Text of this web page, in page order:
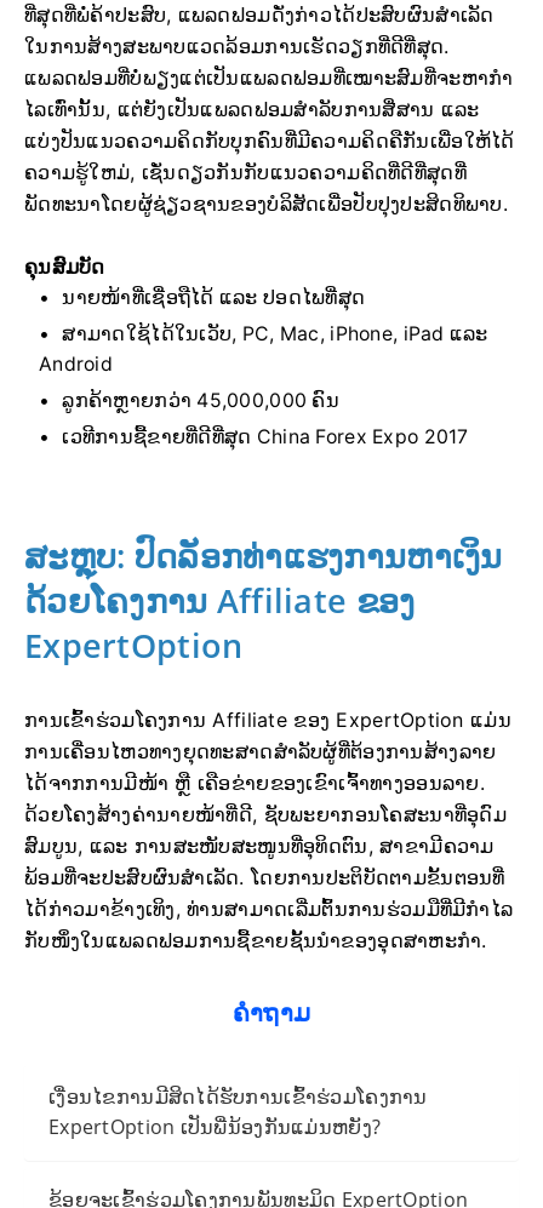
ທີ່ສຸດທີ່ພໍ່ຄ້າປະສົບ, ແພລດຟອມດັ່ງກ່າວໄດ້ປະສົບຜົນສໍາເລັດ
ໃນການສ້າງສະພາບແວດລ້ອມການເຮັດວຽກທີ່ດີທີ່ສຸດ.
ແພລດຟອມທີ່ບໍ່ພຽງແຕ່ເປັນແພລດຟອມທີ່ເໝາະສົມທີ່ຈະຫາກໍາ
ໄລເທົ່ານັ້ນ, ແຕ່ຍັງເປັນແພລດຟອມສໍາລັບການສື່ສານ ແລະ
ແບ່ງປັນແນວຄວາມຄິດກັບບຸກຄົນທີ່ມີຄວາມຄິດຄືກັນເພື່ອໃຫ້ໄດ້
ຄວາມຮູ້ໃຫມ່, ເຊັ່ນດຽວກັນກັບແນວຄວາມຄິດທີ່ດີທີ່ສຸດທີ່
ພັດທະນາໂດຍຜູ້ຊ່ຽວຊານຂອງບໍລິສັດເພື່ອປັບປຸງປະສິດທິພາບ.
ຄຸນສົມບັດ
ນາຍໜ້າທີ່ເຊື່ອຖືໄດ້ ແລະ ປອດໄພທີ່ສຸດ
ສາມາດໃຊ້ໄດ້ໃນເວັບ, PC, Mac, iPhone, iPad ແລະ
Android
ລູກຄ້າຫຼາຍກວ່າ 45,000,000 ຄົນ
ເວທີການຊື້ຂາຍທີ່ດີທີ່ສຸດ China Forex Expo 2017
ສະຫຼຸບ: ປົດລັອກທ່າແຮງການຫາເງິນ
ດ້ວຍໂຄງການ Affiliate ຂອງ
ExpertOption
ການເຂົ້າຮ່ວມໂຄງການ Affiliate ຂອງ ExpertOption ແມ່ນ
ການເຄື່ອນໄຫວທາງຍຸດທະສາດສຳລັບຜູ້ທີ່ຕ້ອງການສ້າງລາຍ
ໄດ້ຈາກການມີໜ້າ ຫຼື ເຄືອຂ່າຍຂອງເຂົາເຈົ້າທາງອອນລາຍ.
ດ້ວຍໂຄງສ້າງຄ່ານາຍໜ້າທີ່ດີ, ຊັບພະຍາກອນໂຄສະນາທີ່ອຸດົມ
ສົມບູນ, ແລະ ການສະໜັບສະໜູນທີ່ອຸທິດຕົນ, ສາຂາມີຄວາມ
ພ້ອມທີ່ຈະປະສົບຜົນສຳເລັດ. ໂດຍການປະຕິບັດຕາມຂັ້ນຕອນທີ່
ໄດ້ກ່າວມາຂ້າງເທິງ, ທ່ານສາມາດເລີ່ມຕົ້ນການຮ່ວມມືທີ່ມີກຳໄລ
ກັບໜຶ່ງໃນແພລດຟອມການຊື້ຂາຍຊັ້ນນຳຂອງອຸດສາຫະກຳ.
ຄໍາຖາມ
ເງື່ອນໄຂການມີສິດໄດ້ຮັບການເຂົ້າຮ່ວມໂຄງການ
ExpertOption ເປັນພີ່ນ້ອງກັນແມ່ນຫຍັງ?
ຂ້ອຍຈະເຂົ້າຮ່ວມໂຄງການພັນທະມິດ ExpertOption